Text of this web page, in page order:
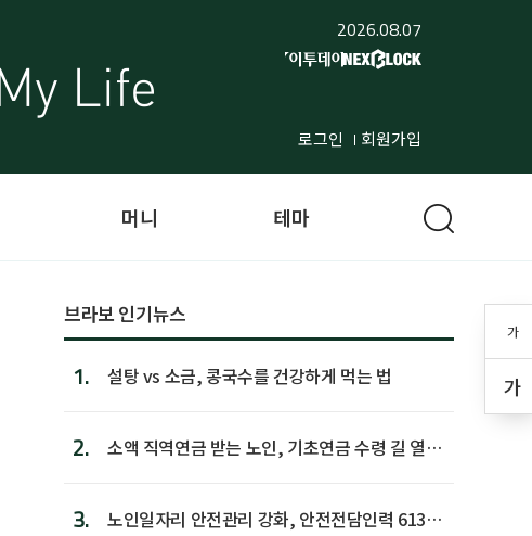
2026.08.07
로그인 회원가입
가
가
머니 테마
브라보 인기뉴스
1. 설탕 vs 소금, 콩국수를 건강하게 먹는 법
2.
소액 직역연금 받는 노인, 기초연금 수령 길 열린
3.
노인일자리 안전관리 강화, 안전전담인력 613명